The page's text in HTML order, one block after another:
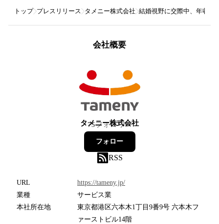
トップ プレスリリース タメニー株式会社 結婚視野に交際中、年収
会社概要
タメニー株式会社
75フォロワー
フォロー
RSS
URL
https://tameny.jp/
業種
サービス業
本社所在地
東京都港区六本木1丁目9番9号 六本木フ
ァーストビル14階